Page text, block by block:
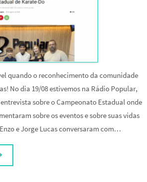
quando o reconhecimento da comunidade
No dia 19/08 estivemos na Rádio Popular,
sobre o Campeonato Estadual onde
sobre os eventos e sobre suas vidas
e Jorge Lucas conversaram com…